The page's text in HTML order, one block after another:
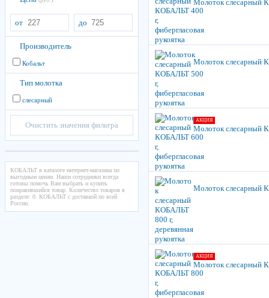
от до
Производитель
Кобальт
Тип молотка
слесарный
Очистить значения фильтра
КОБАЛЬТ в каталоге интернет-магазина по
выгодным ценам. Наши сотрудники всегда
готовы помочь Вам выбрать и купить
понравившийся товар. Количество товаров в
разделе: 0. КОБАЛЬТ с доставкой по всей
России.
Молоток слесарный
Молоток слесарный
АКЦИЯ
Молоток слесарный
Молоток слесарный
АКЦИЯ
Молоток слесарный